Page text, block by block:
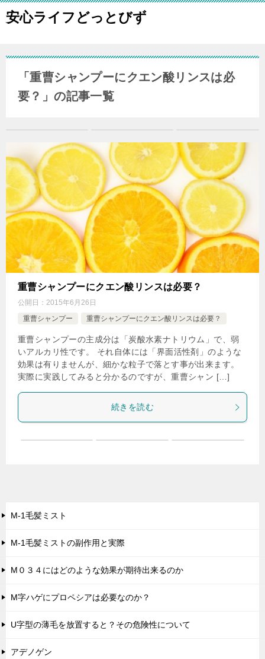
安心ライフどっとびず
「重曹シャンプーにクエン酸リンスは必
要？」の記事一覧
重曹シャンプーにクエン酸リンスは必要？
公開日： 2015年6月26日
重曹シャンプー
重曹シャンプーにクエン酸リンスは必要？
重曹シャンプーの主成分は「炭酸水素ナトリウム」で、弱
いアルカリ性です。 それ自体には「界面活性剤」のような
効果は有りませんが、細かな粒子で落とす事が出来ます。
実際に実践してみると分かるのですが、重曹シャン […]
続きを読む
M-1毛髪ミスト
M-1毛髪ミストの副作用と実際
M０３４にはどのような効果が期待出来るのか
M字ハゲにプロペシアは必要なのか？
U字型の薄毛を放置すると？その危険性について
アデノゲン